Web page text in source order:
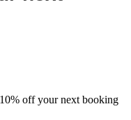
off your next booking